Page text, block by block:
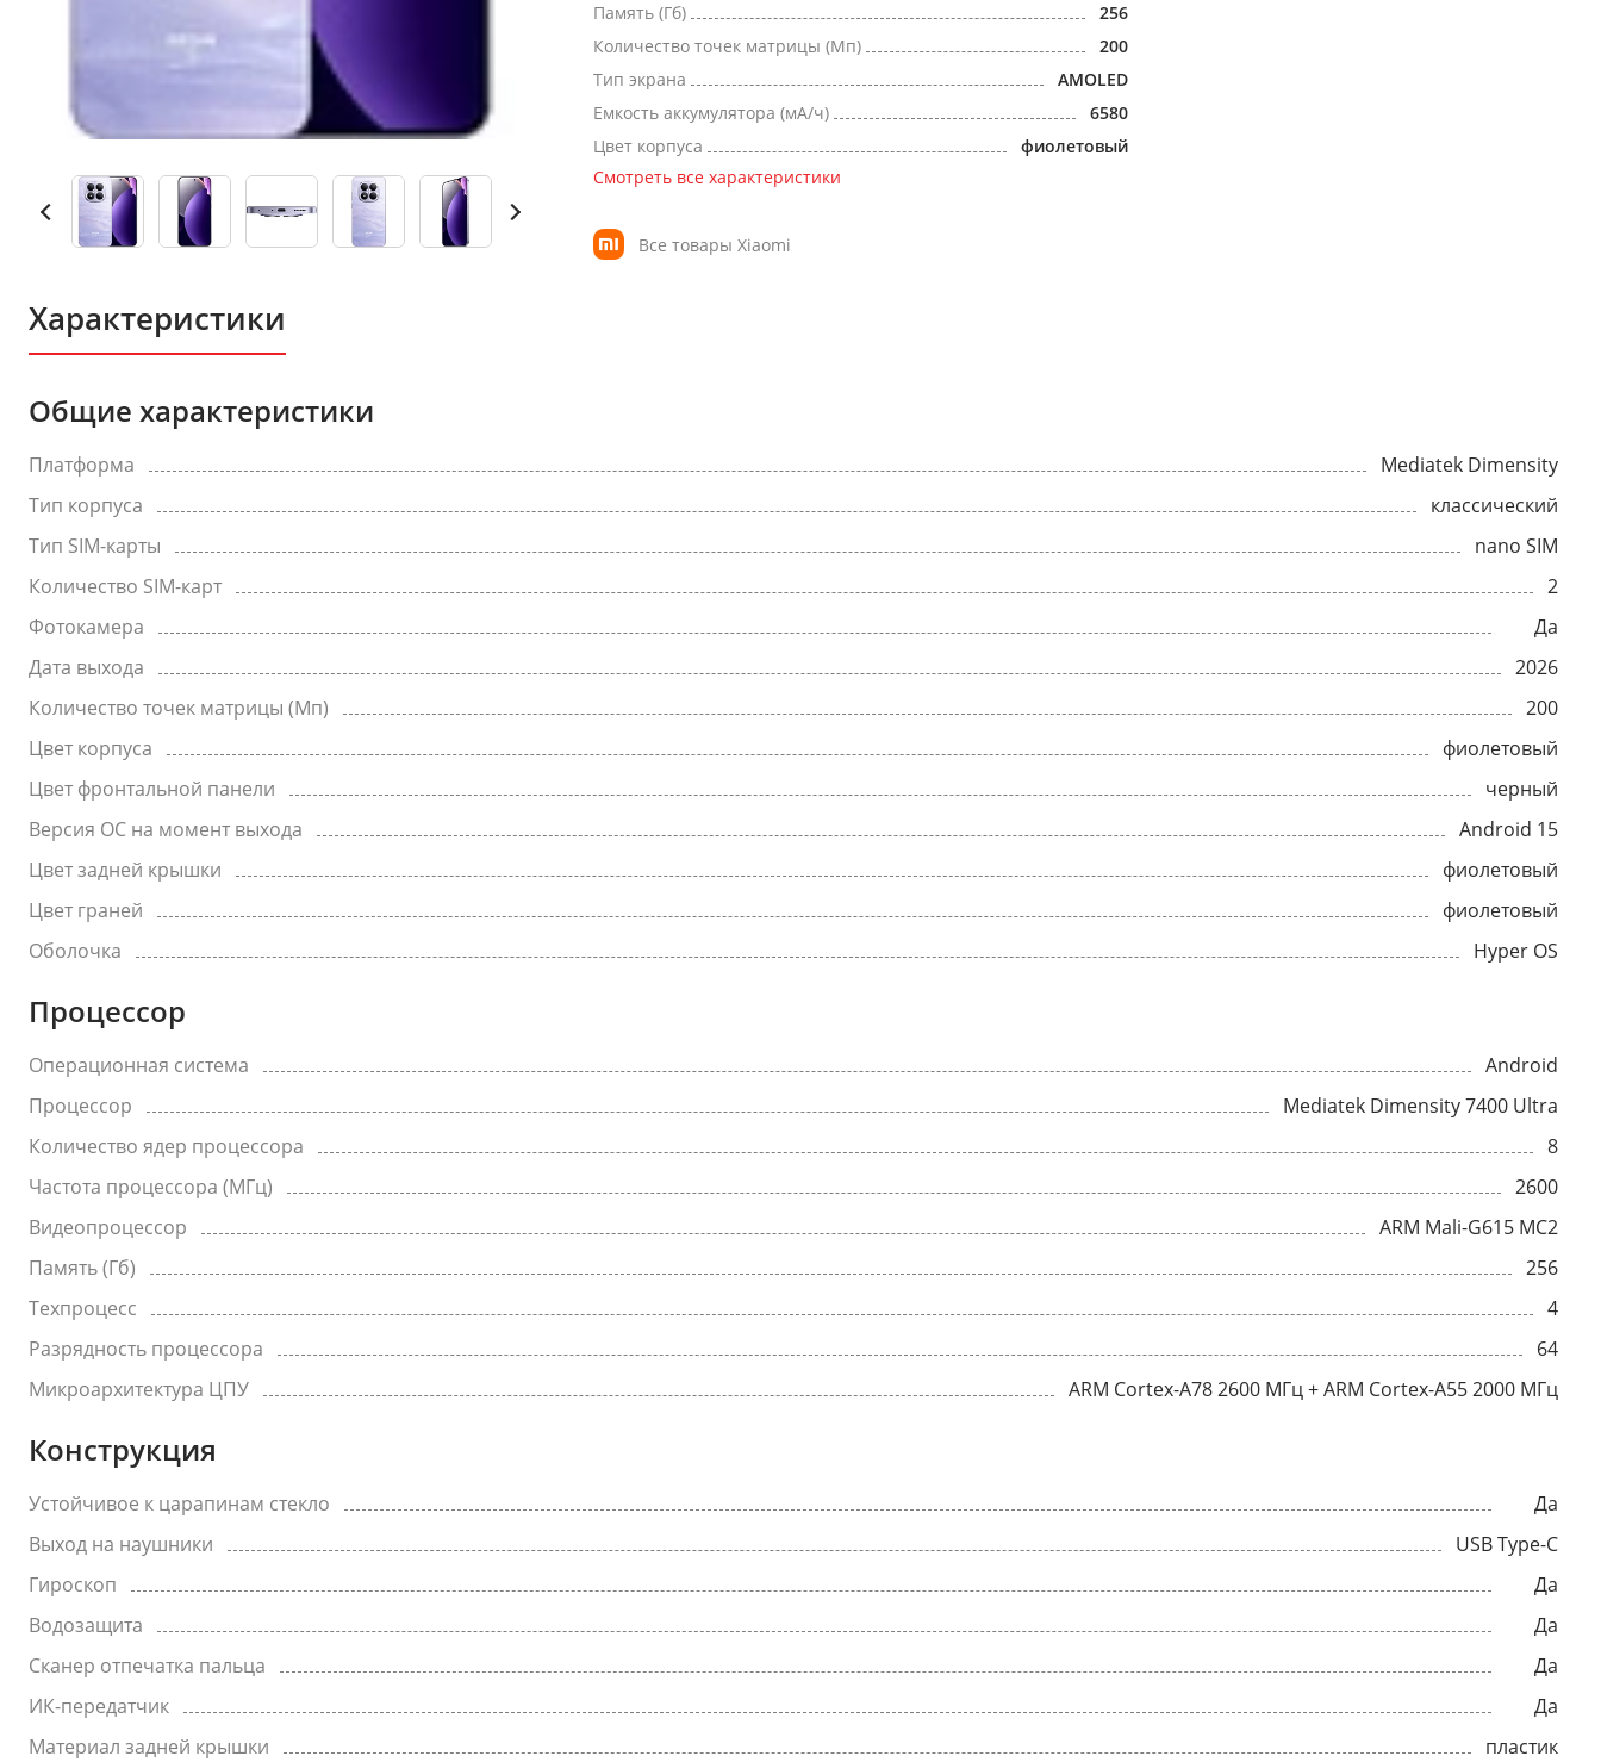
Память (Гб)
256
Количество точек матрицы (Мп)
200
Тип экрана
AMOLED
Емкость аккумулятора (мА/ч)
6580
Цвет корпуса
фиолетовый
Смотреть все характеристики
Все товары Xiaomi
Характеристики
Общие характеристики
Платформа
Mediatek Dimensity
Тип корпуса
классический
Тип SIM-карты
nano SIM
Количество SIM-карт
2
Фотокамера
Да
Дата выхода
2026
Количество точек матрицы (Мп)
200
Цвет корпуса
фиолетовый
Цвет фронтальной панели
черный
Версия ОС на момент выхода
Android 15
Цвет задней крышки
фиолетовый
Цвет граней
фиолетовый
Оболочка
Hyper OS
Процессор
Операционная система
Android
Процессор
Mediatek Dimensity 7400 Ultra
Количество ядер процессора
8
Частота процессора (МГц)
2600
Видеопроцессор
ARM Mali-G615 MC2
Память (Гб)
256
Техпроцесс
4
Разрядность процессора
64
Микроархитектура ЦПУ
ARM Cortex-A78 2600 МГц + ARM Cortex-A55 2000 МГц
Конструкция
Устойчивое к царапинам стекло
Да
Выход на наушники
USB Type-C
Гироскоп
Да
Водозащита
Да
Сканер отпечатка пальца
Да
ИК-передатчик
Да
Материал задней крышки
пластик